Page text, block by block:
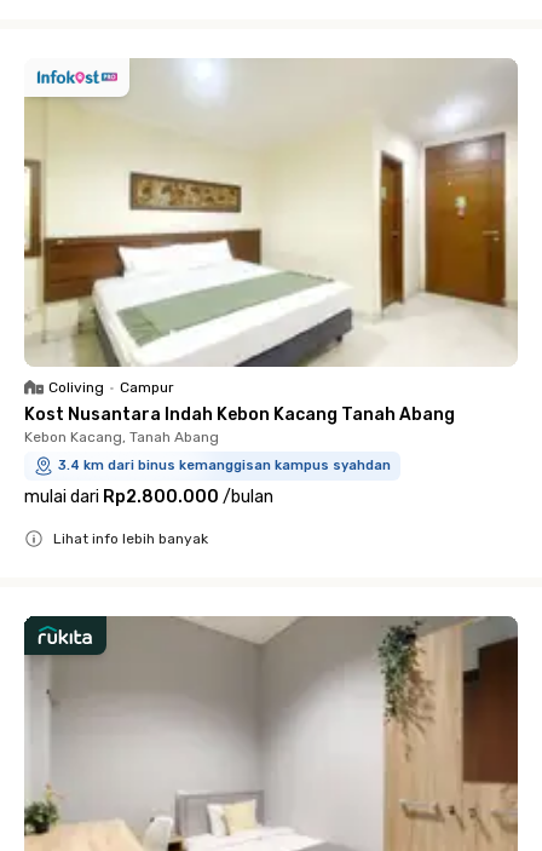
Coliving • Campur
Kost Nusantara Indah Kebon Kacang Tanah Abang
Kebon Kacang, Tanah Abang
3.4 km dari binus kemanggisan kampus syahdan
mulai dari Rp2.800.000 /bulan
Lihat info lebih banyak